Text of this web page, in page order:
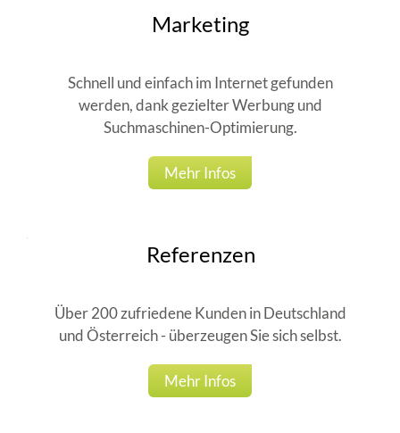
Marketing
Schnell und einfach im Internet gefunden
werden, dank gezielter Werbung und
Suchmaschinen-Optimierung.
Mehr Infos
Referenzen
Über 200 zufriedene Kunden in Deutschland
und Österreich - überzeugen Sie sich selbst.
Mehr Infos